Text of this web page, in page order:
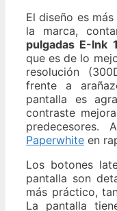
El diseño es
la marca,
pulgadas E-Ink
que es de lo
resolución
frente a
pantalla es
contraste
Paperwhite en
Los botones
pantalla son
más práctico,
La pantalla